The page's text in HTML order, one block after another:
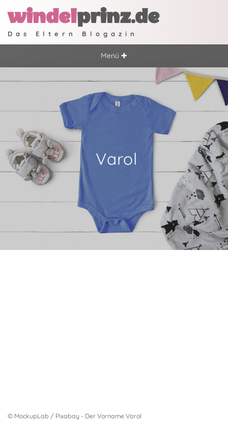
windelprinz.de
Das Eltern Blogazin
Menü ✚
Varol
© MockupLab / Pixabay - Der Vorname Varol